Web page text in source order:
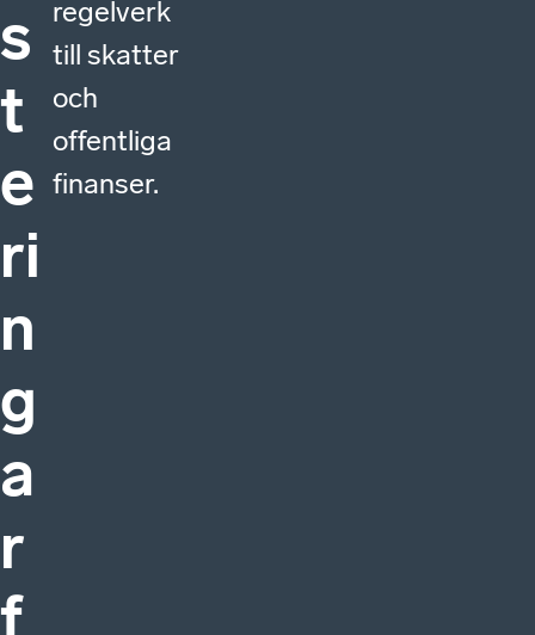
s
t
e
ri
n
g
a
r
f
regelverk
till skatter
och
offentliga
finanser.